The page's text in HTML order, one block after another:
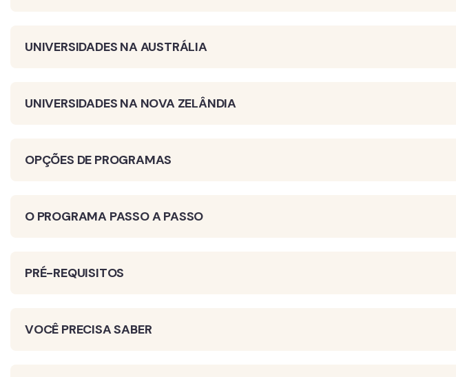
UNIVERSIDADES NA AUSTRÁLIA
UNIVERSIDADES NA NOVA ZELÂNDIA
OPÇÕES DE PROGRAMAS
O PROGRAMA PASSO A PASSO
PRÉ-REQUISITOS
VOCÊ PRECISA SABER